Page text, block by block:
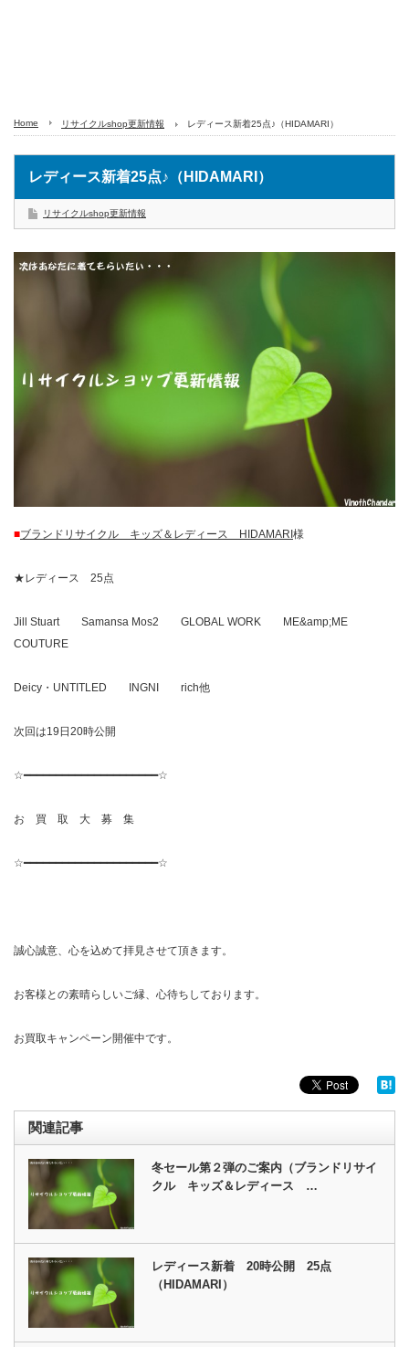
Home リサイクルshop更新情報 レディース新着25点♪（HIDAMARI）
レディース新着25点♪（HIDAMARI）
リサイクルshop更新情報
■ブランドリサイクル キッズ＆レディース HIDAMARI様
★レディース 25点
Jill Stuart Samansa Mos2 GLOBAL WORK ME&amp;ME
COUTURE
Deicy・UNTITLED INGNI rich他
次回は19日20時公開
☆━━━━━━━━━━━━━━━━━━━━━☆
お 買 取 大 募 集
☆━━━━━━━━━━━━━━━━━━━━━☆
誠心誠意、心を込めて拝見させて頂きます。
お客様との素晴らしいご縁、心待ちしております。
お買取キャンペーン開催中です。
関連記事
冬セール第２弾のご案内（ブランドリサイ
クル キッズ＆レディース …
レディース新着 20時公開 25点
（HIDAMARI）